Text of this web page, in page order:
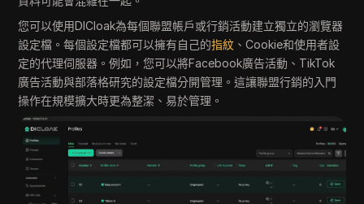
您可以使用DICloak為每個聯盟帳戶或行銷活動建立獨立的瀏覽器
設定檔。每個設定檔都可以擁有自己的指紋 、Cookie和使用者設
定的代理伺服器。例如，您可以將Facebook廣告活動、TikTok
廣告活動與部落格研究的設定檔分開管理。這讓聯盟行銷的入門
操作在規模擴大時更為整潔、易於管理。